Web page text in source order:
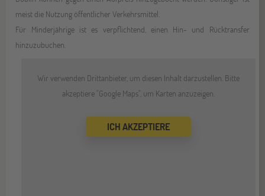
meist die Nutzung öffentlicher Verkehrsmittel.
Für Minderjährige ist es verpflichtend, einen Hin- und Rücktransfer
hinzuzubuchen.
Wir verwenden Drittanbieter, um diesen Inhalt darzustellen. Bitte
akzeptiere "Google Maps", um Karten anzuzeigen.
ICH AKZEPTIERE